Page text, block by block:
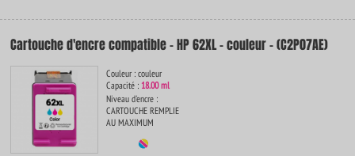
Cartouche d'encre compatible - HP 62XL - couleur - (C2P07AE)
Couleur : couleur
Capacité : 18.00 ml
Niveau d'encre :
CARTOUCHE REMPLIE
AU MAXIMUM